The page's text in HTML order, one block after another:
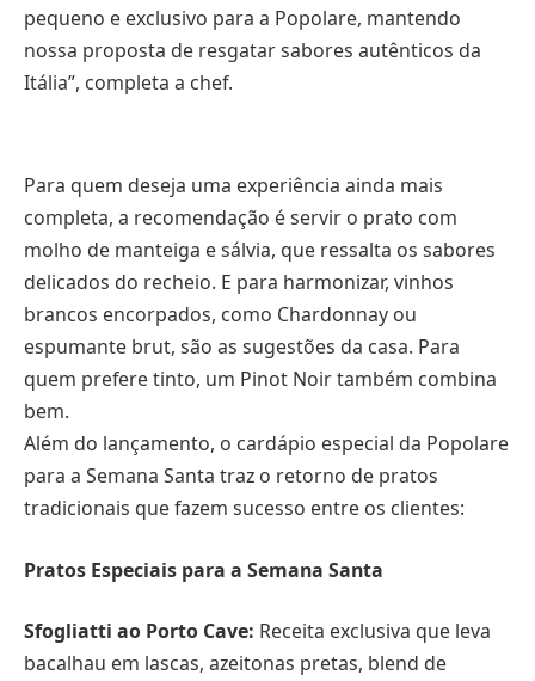
pequeno e exclusivo para a Popolare, mantendo
nossa proposta de resgatar sabores autênticos da
Itália”, completa a chef.
Para quem deseja uma experiência ainda mais
completa, a recomendação é servir o prato com
molho de manteiga e sálvia, que ressalta os sabores
delicados do recheio. E para harmonizar, vinhos
brancos encorpados, como Chardonnay ou
espumante brut, são as sugestões da casa. Para
quem prefere tinto, um Pinot Noir também combina
bem.
Além do lançamento, o cardápio especial da Popolare
para a Semana Santa traz o retorno de pratos
tradicionais que fazem sucesso entre os clientes:
Pratos Especiais para a Semana Santa
Sfogliatti ao Porto Cave: Receita exclusiva que leva
bacalhau em lascas, azeitonas pretas, blend de